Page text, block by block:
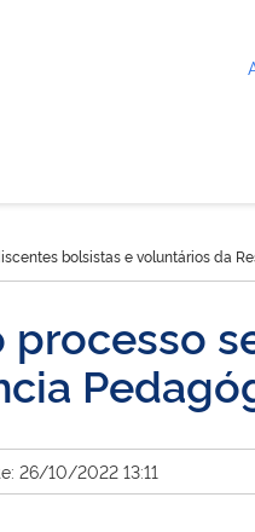
bolsistas e voluntários da
processo
26/10/2022 13:11